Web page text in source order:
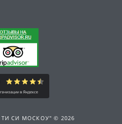
ТИ СИ МОСКОУ" © 2026